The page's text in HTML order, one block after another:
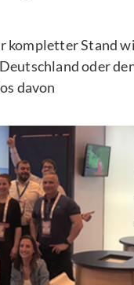
kompletter Stand
oder
davon